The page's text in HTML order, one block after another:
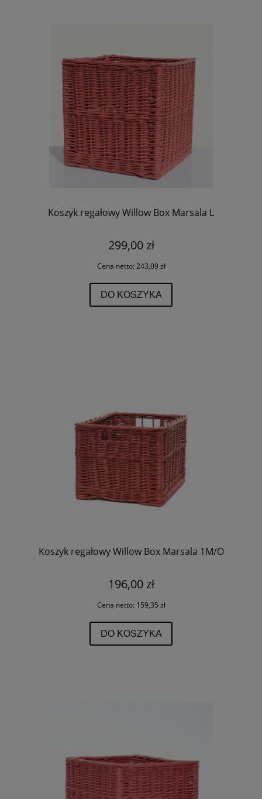
Koszyk regałowy Willow Box Marsala L
299,00 zł
Cena netto: 243,09 zł
DO KOSZYKA
Koszyk regałowy Willow Box Marsala 1M/O
196,00 zł
Cena netto: 159,35 zł
DO KOSZYKA